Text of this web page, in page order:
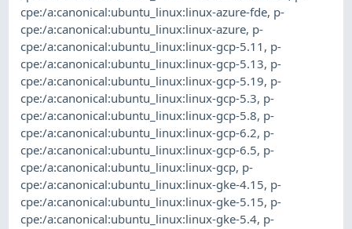
cpe:/a:canonical:ubuntu_linux:linux-azure-fde, p-
cpe:/a:canonical:ubuntu_linux:linux-azure, p-
cpe:/a:canonical:ubuntu_linux:linux-gcp-5.11 , p-
cpe:/a:canonical:ubuntu_linux:linux-gcp-5.13, p-
cpe:/a:canonical:ubuntu_linux:linux-gcp-5.19, p-
cpe:/a:canonical:ubuntu_linux:linux-gcp-5.3, p-
cpe:/a:canonical:ubuntu_linux:linux-gcp-5.8, p-
cpe:/a:canonical:ubuntu_linux:linux-gcp-6.2, p-
cpe:/a:canonical:ubuntu_linux:linux-gcp-6.5, p-
cpe:/a:canonical:ubuntu_linux:linux-gcp, p-
cpe:/a:canonical:ubuntu_linux:linux-gke-4.15, p-
cpe:/a:canonical:ubuntu_linux:linux-gke-5.15, p-
cpe:/a:canonical:ubuntu_linux:linux-gke-5.4, p-